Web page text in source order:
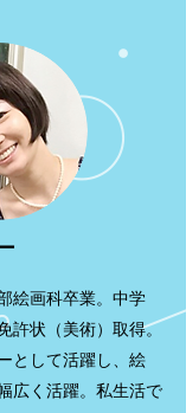
絵画科卒業。中学
許状（美術）取得。
として活躍し、絵
広く活躍。私生活で